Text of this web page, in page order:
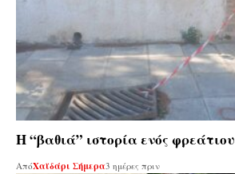
Η “βαθιά” ιστορία ενός φρεάτιου
ΑπόΧαϊδάρι Σήμερα3 ημέρες πριν